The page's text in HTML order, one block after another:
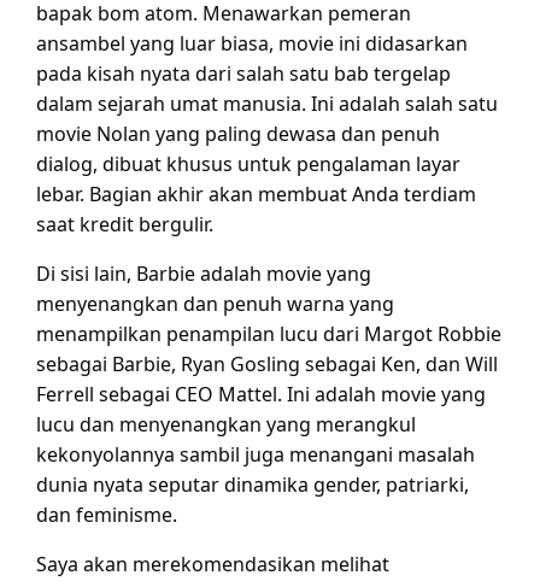
bapak bom atom. Menawarkan pemeran
ansambel yang luar biasa, movie ini didasarkan
pada kisah nyata dari salah satu bab tergelap
dalam sejarah umat manusia. Ini adalah salah satu
movie Nolan yang paling dewasa dan penuh
dialog, dibuat khusus untuk pengalaman layar
lebar. Bagian akhir akan membuat Anda terdiam
saat kredit bergulir.
Di sisi lain, Barbie adalah movie yang
menyenangkan dan penuh warna yang
menampilkan penampilan lucu dari Margot Robbie
sebagai Barbie, Ryan Gosling sebagai Ken, dan Will
Ferrell sebagai CEO Mattel. Ini adalah movie yang
lucu dan menyenangkan yang merangkul
kekonyolannya sambil juga menangani masalah
dunia nyata seputar dinamika gender, patriarki,
dan feminisme.
Saya akan merekomendasikan melihat